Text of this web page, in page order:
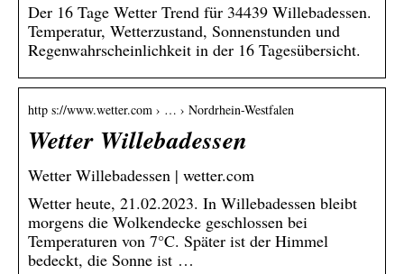
Der 16 Tage Wetter Trend für 34439 Willebadessen.
Temperatur, Wetterzustand, Sonnenstunden und
Regenwahrscheinlichkeit in der 16 Tagesübersicht.
http s://www.wetter.com › … › Nordrhein-Westfalen
Wetter Willebadessen
Wetter Willebadessen | wetter.com
Wetter heute, 21.02.2023. In Willebadessen bleibt
morgens die Wolkendecke geschlossen bei
Temperaturen von 7°C. Später ist der Himmel
bedeckt, die Sonne ist …